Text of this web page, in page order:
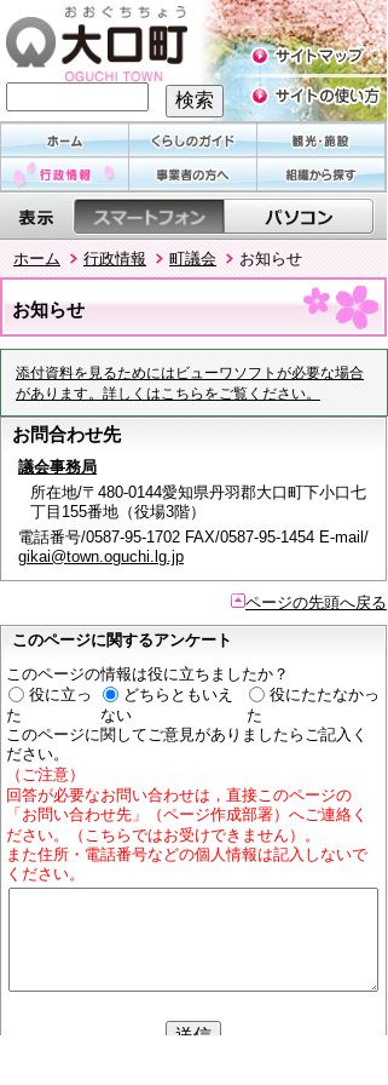
ホーム 行政情報 町議会 お知らせ
お知らせ
添付資料を見るためにはビューワソフトが必要な場合
があります。詳しくはこちらをご覧ください。
お問合わせ先
議会事務局
所在地/〒480-0144愛知県丹羽郡大口町下小口七
丁目155番地（役場3階）
電話番号/0587-95-1702 FAX/0587-95-1454 E-mail/
gikai@town.oguchi.lg.jp
ページの先頭へ戻る
このページに関するアンケート
このページの情報は役に立ちましたか？
役に立っ
た
どちらともいえ
ない
役にたたなかっ
た
このページに関してご意見がありましたらご記入く
ださい。
（ご注意）
回答が必要なお問い合わせは，直接このページの
「お問い合わせ先」（ページ作成部署）へご連絡く
ださい。（こちらではお受けできません）。
また住所・電話番号などの個人情報は記入しないで
ください。